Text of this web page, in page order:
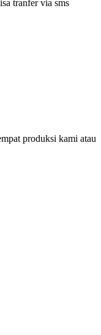
tranfer via sms
produksi kami atau